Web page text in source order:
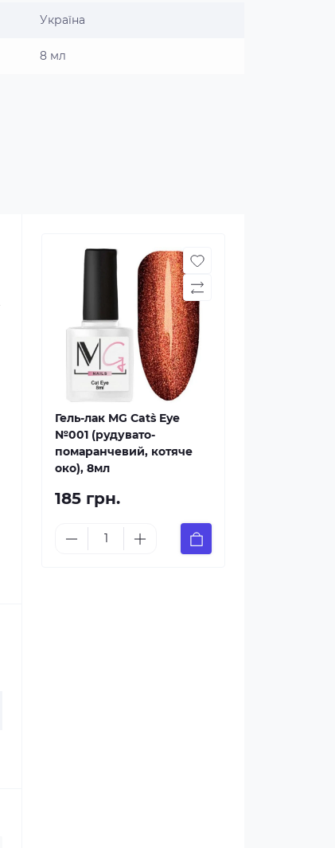
Україна
8 мл
Гель-лак MG Cat`s Eye
№001 (рудувато-
помаранчевий, котяче
око), 8мл
185 грн.